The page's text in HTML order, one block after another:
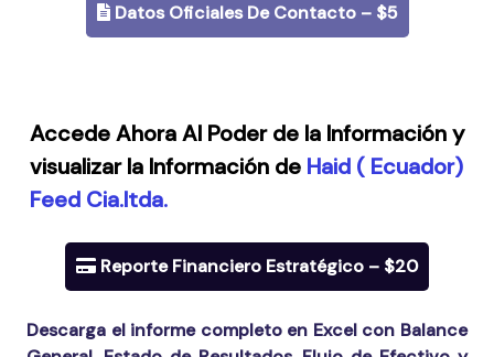
Datos Oficiales De Contacto – $5
Accede Ahora Al Poder de la Información y
visualizar la Información de Haid ( Ecuador)
Feed Cia.ltda.
Reporte Financiero Estratégico – $20
Descarga el informe completo en Excel con Balance